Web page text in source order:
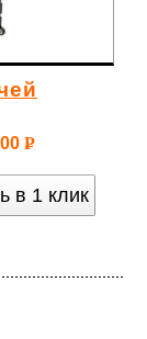
Р
в 1 клик